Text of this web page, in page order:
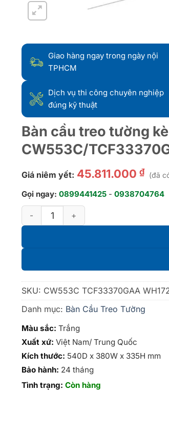
Giao hàng ngay trong ngày nội
TPHCM
Dịch vụ thi công chuyên nghiệp
đúng kỹ thuật
Bàn cầu treo tường
CW553C/
Giá niêm yết: 45.811.000 ₫ (đã
Gọi ngay: 0899441425 - 0938704764
Bàn cầu treo tường kèm nắp rửa điện tử
SKU: CW553C TCF33370GAA
Danh mục: Bàn Cầu Treo Tường
Màu sắc: Trắng
Xuất xứ: Việt Nam/ Trung Quốc
Kích thước: 540D x 380W x 335H mm
Bảo hành: 24 tháng
Tình trạng: Còn hàng